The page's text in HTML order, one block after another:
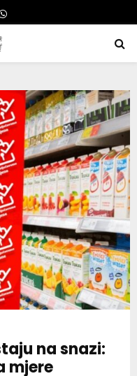
WHATSAPP
na snazi:
mjere